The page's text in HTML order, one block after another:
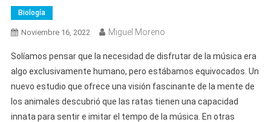
Biología
Noviembre 16, 2022 Miguel Moreno
Solíamos pensar que la necesidad de disfrutar de la música era
algo exclusivamente humano, pero estábamos equivocados. Un
nuevo estudio que ofrece una visión fascinante de la mente de
los animales descubrió que las ratas tienen una capacidad
innata para sentir e imitar el tempo de la música. En otras